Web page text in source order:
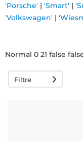
Échange
jours
Droit de
'Porsche' | 'Smart' |
'Volkswagen' |
Normal 0 21 false
Filtre